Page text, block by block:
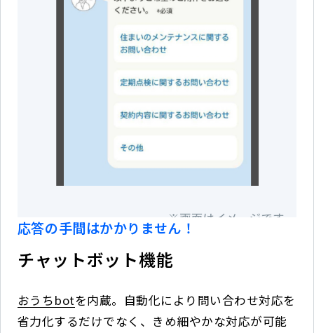
応答の手間はかかりません！
チャットボット機能
おうちbotを内蔵。自動化により問い合わせ対応を
省力化するだけでなく、きめ細やかな対応が可能